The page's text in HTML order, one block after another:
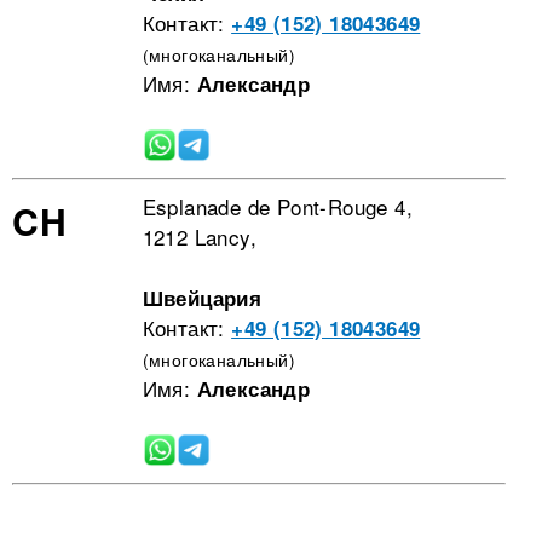
Контакт: +49 (152) 18043649
(многоканальный)
Имя: Александр
CH
Esplanade de Pont-Rouge 4,
1212 Lancy,
Швейцария
Контакт: +49 (152) 18043649
(многоканальный)
Имя: Александр